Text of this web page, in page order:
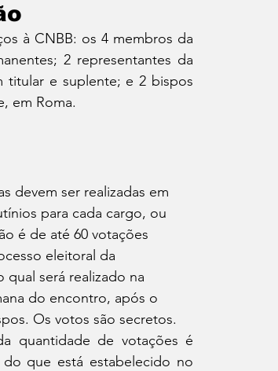
à CNBB: os 4 membros da
2 representantes da
titular e suplente; e 2 bispos
em Roma.
devem ser realizadas em
para cada cargo, ou
é de até 60 votações
eleitoral da
qual será realizado na
do encontro, após o
Os votos são secretos.
quantidade de votações é
que está estabelecido no